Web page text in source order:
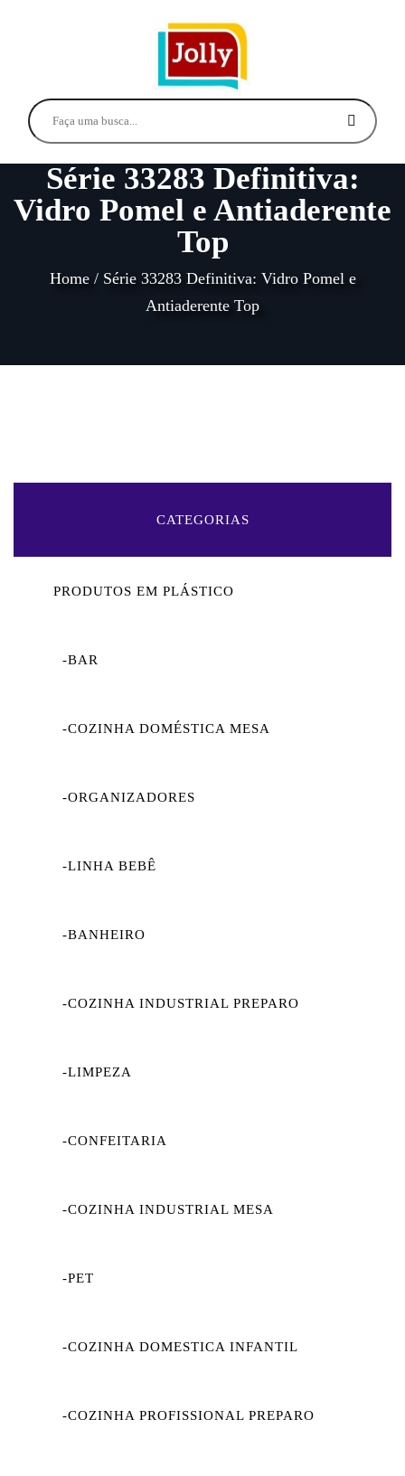
Série 33283 Definitiva:
Vidro Pomel e Antiaderente
Top
Home/ Série 33283 Definitiva: Vidro Pomel e
Antiaderente Top
CATEGORIAS
PRODUTOS EM PLÁSTICO
-BAR
-COZINHA DOMÉSTICA MESA
-ORGANIZADORES
-LINHA BEBÊ
-BANHEIRO
-COZINHA INDUSTRIAL PREPARO
-LIMPEZA
-CONFEITARIA
-COZINHA INDUSTRIAL MESA
-PET
-COZINHA DOMESTICA INFANTIL
-COZINHA PROFISSIONAL PREPARO